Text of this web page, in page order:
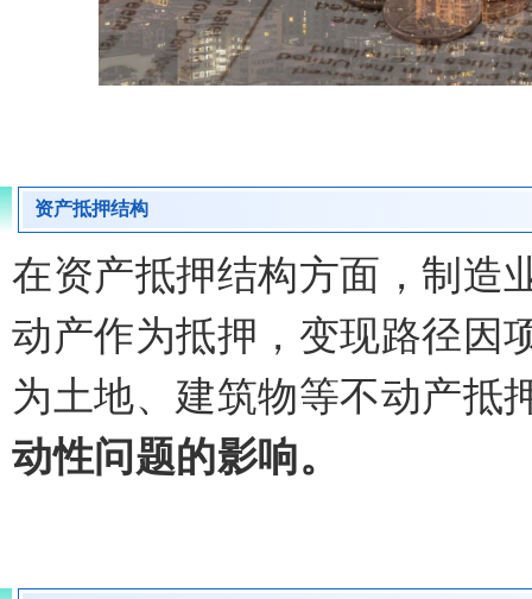
资产抵押结构
在资产抵押结构方面，制造
动产作为抵押，变现路径因
为土地、建筑物等不动产抵
动性问题的影响。